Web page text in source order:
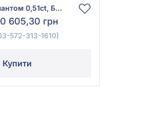
Сережки з Діамантом 0,51ct, Блакитним Топазом Swiss Blue 0,72ct та Бузковим Аметистом 0,63ct із білого золота 585°, арт. 3-201-25803-572-313-1610
605,30 грн
572-313-1610)
Купити